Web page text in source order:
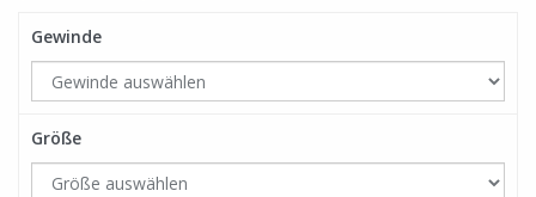
Gewinde
Größe